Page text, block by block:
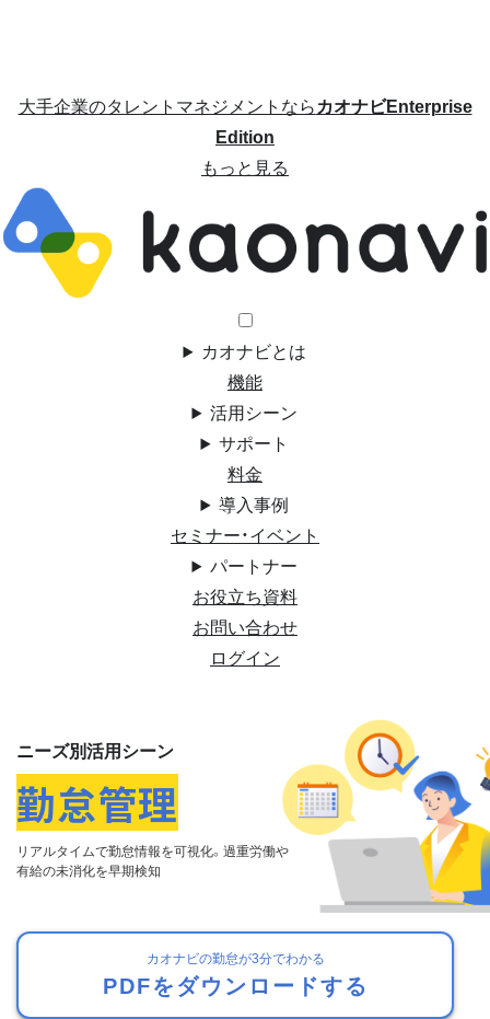
大手企業のタレントマネジメントならカオナビEnterprise
Edition
もっと見る
カオナビとは
機能
活用シーン
サポート
料金
導入事例
セミナー・イベント
パートナー
お役立ち資料
お問い合わせ
ログイン
ニーズ別活用シーン
勤怠管理
リアルタイムで勤怠情報を可視化。 過重労働や
有給の未消化を早期検知
カオナビの勤怠が3分でわかる
PDFをダウンロードする